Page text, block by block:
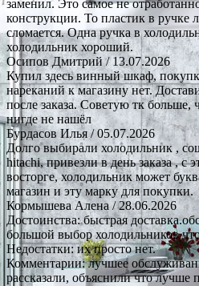
заменил. Это самое не
конструкции. То пластик в ручке
сломается. Одна ручка в
холодильник хороший.
Осипов Дмитрий / 13.07.2026
Купил здесь винный шкаф,
нареканий к магазину нет.
после заказа. Советую тк
нигде не нашёл
Бурдасов Илья/ 05.07.2026
Долго выбирали холодильник ,
hitachi, привезли в день заказа , с
восторге, холодильник может
магазин и эту марку для покупки.
Кормышева Алена/ 28.06.2026
Достоинства: быстрая
большой выбор холодильников
Недостатки: их просто нет.
Комментарии: лучшее
рассказали, объяснили что лучше